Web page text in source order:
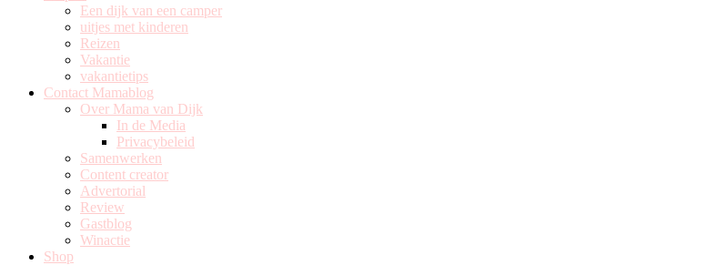
Een dijk van een camper
uitjes met kinderen
Reizen
Vakantie
vakantietips
Contact Mamablog
Over Mama van Dijk
In de Media
Privacybeleid
Samenwerken
Content creator
Advertorial
Review
Gastblog
Winactie
Shop